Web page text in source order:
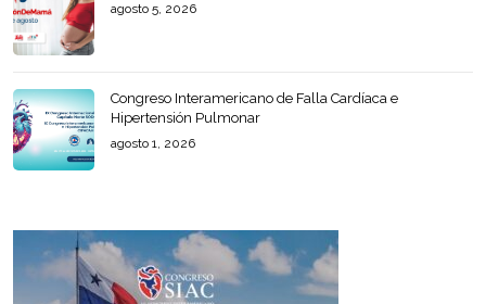
agosto 5, 2026
Congreso Interamericano de Falla Cardíaca e
Hipertensión Pulmonar
agosto 1, 2026